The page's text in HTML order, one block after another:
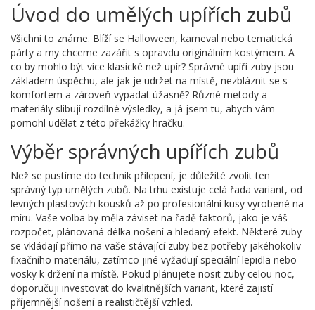
Úvod do umělých upířích zubů
Všichni to známe. Blíží se Halloween, karneval nebo tematická
párty a my chceme zazářit s opravdu originálním kostýmem. A
co by mohlo být více klasické než upír? Správné upíří zuby jsou
základem úspěchu, ale jak je udržet na místě, nezbláznit se s
komfortem a zároveň vypadat úžasně? Různé metody a
materiály slibují rozdílné výsledky, a já jsem tu, abych vám
pomohl udělat z této překážky hračku.
Výběr správných upířích zubů
Než se pustíme do technik přilepení, je důležité zvolit ten
správný typ umělých zubů. Na trhu existuje celá řada variant, od
levných plastových kousků až po profesionální kusy vyrobené na
míru. Vaše volba by měla záviset na řadě faktorů, jako je váš
rozpočet, plánovaná délka nošení a hledaný efekt. Některé zuby
se vkládají přímo na vaše stávající zuby bez potřeby jakéhokoliv
fixačního materiálu, zatímco jiné vyžadují speciální lepidla nebo
vosky k držení na místě. Pokud plánujete nosit zuby celou noc,
doporučuji investovat do kvalitnějších variant, které zajistí
příjemnější nošení a realističtější vzhled.